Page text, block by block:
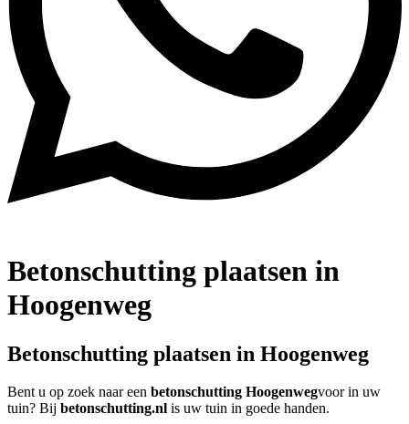
Betonschutting plaatsen in
Hoogenweg
Betonschutting plaatsen in Hoogenweg
Bent u op zoek naar een betonschutting Hoogenwegvoor in uw
tuin? Bij betonschutting.nl is uw tuin in goede handen.